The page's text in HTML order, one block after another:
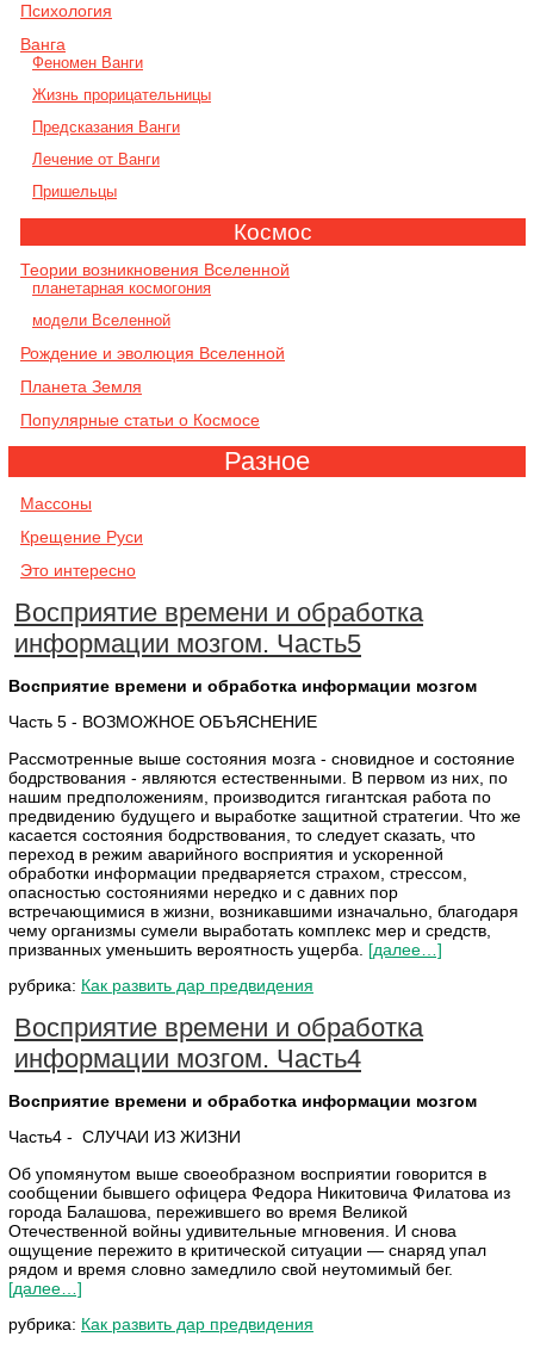
Психология
Ванга
Феномен Ванги
Жизнь прорицательницы
Предсказания Ванги
Лечение от Ванги
Пришельцы
Космос
Теории возникновения Вселенной
планетарная космогония
модели Вселенной
Рождение и эволюция Вселенной
Планета Земля
Популярные статьи о Космосе
Разное
Массоны
Крещение Руси
Это интересно
Восприятие времени и обработка
информации мозгом. Часть5
Восприятие времени и обработка информации мозгом
Часть 5 - ВОЗМОЖНОЕ ОБЪЯСНЕНИЕ
Рассмотренные выше состояния мозга - сновидное и состояние
бодрствования - являются естественными. В первом из них, по
нашим предположениям, производится гигантская работа по
предвидению будущего и выработке защитной стратегии. Что же
касается состояния бодрствования, то следует сказать, что
переход в режим аварийного восприятия и ускоренной
обработки информации предваряется страхом, стрессом,
опасностью состояниями нередко и с давних пор
встречающимися в жизни, возникавшими изначально, благодаря
чему организмы сумели выработать комплекс мер и средств,
призванных уменьшить вероятность ущерба. [далее…]
рубрика: Как развить дар предвидения
Восприятие времени и обработка
информации мозгом. Часть4
Восприятие времени и обработка информации мозгом
Часть4 - СЛУЧАИ ИЗ ЖИЗНИ
Об упомянутом выше своеобразном восприятии говорится в
сообщении бывшего офицера Федора Никитовича Филатова из
города Балашова, пережившего во время Великой
Отечественной войны удивительные мгновения. И снова
ощущение пережито в критической ситуации — снаряд упал
рядом и время словно замедлило свой неутомимый бег.
[далее…]
рубрика: Как развить дар предвидения